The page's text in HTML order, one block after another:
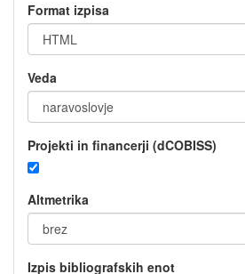
Format izpisa
Veda
Projekti in financerji (dCOBISS)
Altmetrika
Izpis bibliografskih enot